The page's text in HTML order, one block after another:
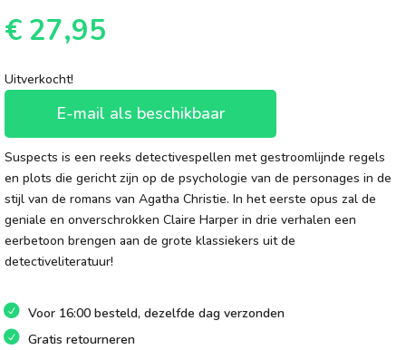
€ 27,95
Uitverkocht!
E-mail als beschikbaar
Suspects is een reeks detectivespellen met gestroomlijnde regels
en plots die gericht zijn op de psychologie van de personages in de
stijl van de romans van Agatha Christie. In het eerste opus zal de
geniale en onverschrokken Claire Harper in drie verhalen een
eerbetoon brengen aan de grote klassiekers uit de
detectiveliteratuur!
Voor 16:00 besteld, dezelfde dag verzonden
Gratis retourneren